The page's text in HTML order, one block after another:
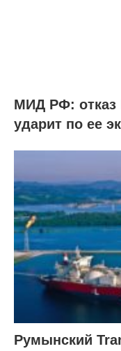
МИД РФ: отказ
ударит по ее
Румынский